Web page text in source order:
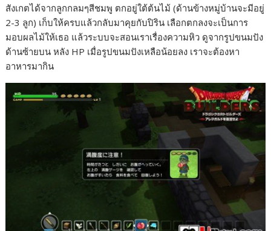
สังเกตได้จากลูกกลมๆสีชมพู ตกอยู่ใต้ต้นไม้ (ด้านข้างหมู่บ้านจะมีอยู่
2-3 ลูก) เก็บให้ครบแล้วกลับมาคุยกับปิริน เลือกตกลงจะเป็นการ
มอบผลไม้ให้เธอ แล้วระบบจะสอนเราเรื่องความหิว ดูจากรูปขนมปัง
ด้านซ้ายบน หลัง HP เมื่อรูปขนมปังเหลือน้อยลง เราจะต้องหา
อาหารมากิน